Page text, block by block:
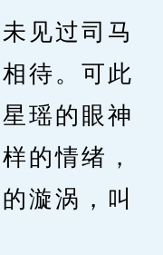
见过司马
待。可此
瑶的眼神
的情绪，
漩涡，叫